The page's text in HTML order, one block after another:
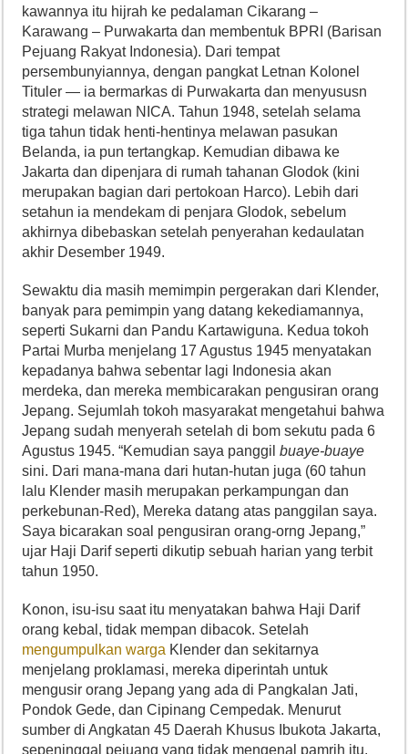
kawannya itu hijrah ke pedalaman Cikarang –
Karawang – Purwakarta dan membentuk BPRI (Barisan
Pejuang Rakyat Indonesia). Dari tempat
persembunyiannya, dengan pangkat Letnan Kolonel
Tituler — ia bermarkas di Purwakarta dan menyususn
strategi melawan NICA. Tahun 1948, setelah selama
tiga tahun tidak henti-hentinya melawan pasukan
Belanda, ia pun tertangkap. Kemudian dibawa ke
Jakarta dan dipenjara di rumah tahanan Glodok (kini
merupakan bagian dari pertokoan Harco). Lebih dari
setahun ia mendekam di penjara Glodok, sebelum
akhirnya dibebaskan setelah penyerahan kedaulatan
akhir Desember 1949.
Sewaktu dia masih memimpin pergerakan dari Klender,
banyak para pemimpin yang datang kekediamannya,
seperti Sukarni dan Pandu Kartawiguna. Kedua tokoh
Partai Murba menjelang 17 Agustus 1945 menyatakan
kepadanya bahwa sebentar lagi Indonesia akan
merdeka, dan mereka membicarakan pengusiran orang
Jepang. Sejumlah tokoh masyarakat mengetahui bahwa
Jepang sudah menyerah setelah di bom sekutu pada 6
Agustus 1945. “Kemudian saya panggilbuaye-buaye
sini. Dari mana-mana dari hutan-hutan juga (60 tahun
lalu Klender masih merupakan perkampungan dan
perkebunan-Red), Mereka datang atas panggilan saya.
Saya bicarakan soal pengusiran orang-orng Jepang,”
ujar Haji Darif seperti dikutip sebuah harian yang terbit
tahun 1950.
Konon, isu-isu saat itu menyatakan bahwa Haji Darif
orang kebal, tidak mempan dibacok. Setelah
mengumpulkan warga Klender dan sekitarnya
menjelang proklamasi, mereka diperintah untuk
mengusir orang Jepang yang ada di Pangkalan Jati,
Pondok Gede, dan Cipinang Cempedak. Menurut
sumber di Angkatan 45 Daerah Khusus Ibukota Jakarta,
sepeninggal pejuang yang tidak mengenal pamrih itu,